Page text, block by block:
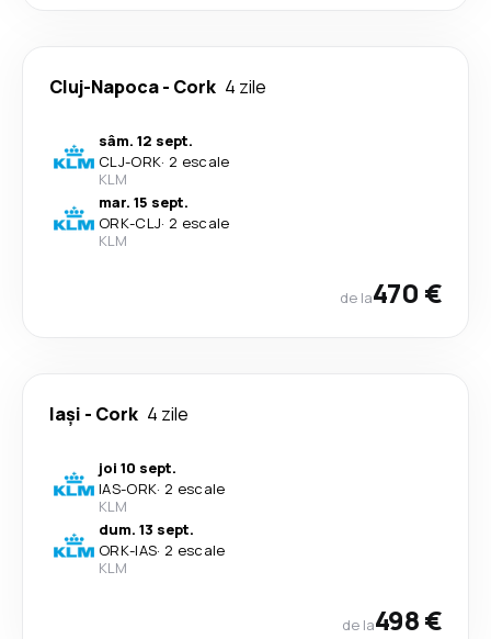
Cluj-Napoca- Cork 4 zile
sâm. 12 sept.
CLJ-ORK· 2 escale
KLM
mar. 15 sept.
ORK-CLJ· 2 escale
KLM
de la470 €
Iași - Cork 4 zile
joi 10 sept.
IAS-ORK· 2 escale
KLM
dum. 13 sept.
ORK-IAS· 2 escale
KLM
de la498 €